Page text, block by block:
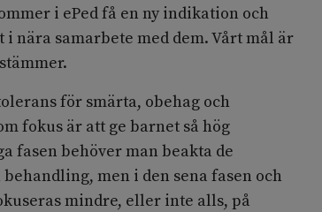
i ePed få en ny indikation och
nära samarbete med dem. Vårt mål är
för smärta, obehag och
fokus är att ge barnet så hög
fasen behöver man beakta de
men i den sena fasen och
mindre, eller inte alls, på